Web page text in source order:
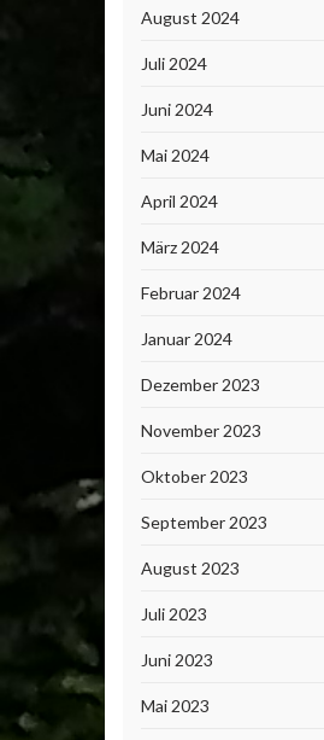
August 2024
Juli 2024
Juni 2024
Mai 2024
April 2024
März 2024
Februar 2024
Januar 2024
Dezember 2023
November 2023
Oktober 2023
September 2023
August 2023
Juli 2023
Juni 2023
Mai 2023